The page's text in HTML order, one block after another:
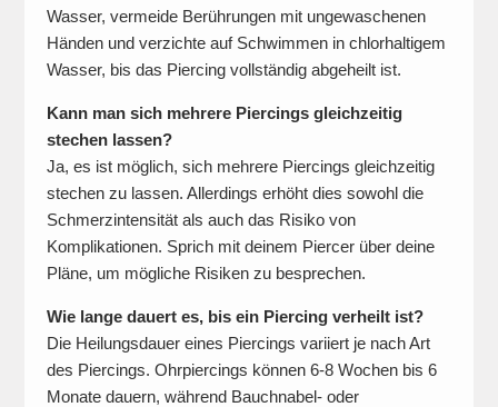
Wasser, vermeide Berührungen mit ungewaschenen
Händen und verzichte auf Schwimmen in chlorhaltigem
Wasser, bis das Piercing vollständig abgeheilt ist.
Kann man sich mehrere Piercings gleichzeitig
stechen lassen?
Ja, es ist möglich, sich mehrere Piercings gleichzeitig
stechen zu lassen. Allerdings erhöht dies sowohl die
Schmerzintensität als auch das Risiko von
Komplikationen. Sprich mit deinem Piercer über deine
Pläne, um mögliche Risiken zu besprechen.
Wie lange dauert es, bis ein Piercing verheilt ist?
Die Heilungsdauer eines Piercings variiert je nach Art
des Piercings. Ohrpiercings können 6-8 Wochen bis 6
Monate dauern, während Bauchnabel- oder